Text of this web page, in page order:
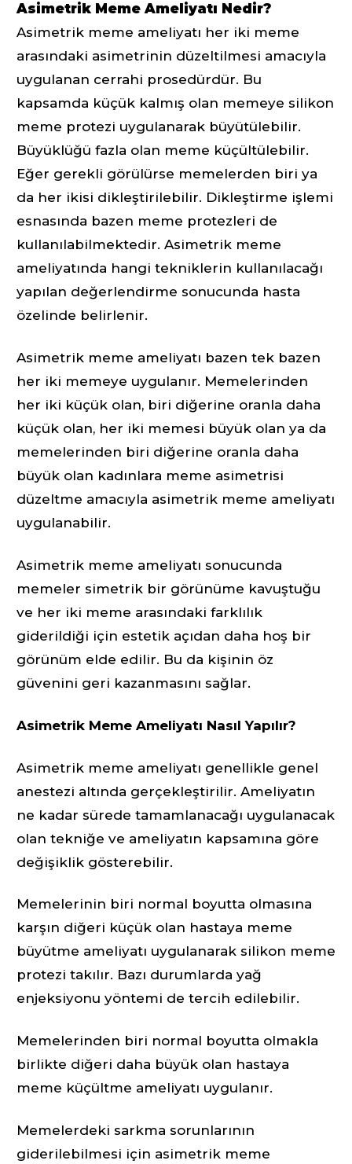
Asimetrik Meme Ameliyatı Nedir?
Asimetrik meme ameliyatı her iki meme
arasındaki asimetrinin düzeltilmesi amacıyla
uygulanan cerrahi prosedürdür. Bu
kapsamda küçük kalmış olan memeye silikon
meme protezi uygulanarak büyütülebilir.
Büyüklüğü fazla olan meme küçültülebilir.
Eğer gerekli görülürse memelerden biri ya
da her ikisi dikleştirilebilir. Dikleştirme işlemi
esnasında bazen meme protezleri de
kullanılabilmektedir. Asimetrik meme
ameliyatında hangi tekniklerin kullanılacağı
yapılan değerlendirme sonucunda hasta
özelinde belirlenir.
Asimetrik meme ameliyatı bazen tek bazen
her iki memeye uygulanır. Memelerinden
her iki küçük olan, biri diğerine oranla daha
küçük olan, her iki memesi büyük olan ya da
memelerinden biri diğerine oranla daha
büyük olan kadınlara meme asimetrisi
düzeltme amacıyla asimetrik meme ameliyatı
uygulanabilir.
Asimetrik meme ameliyatı sonucunda
memeler simetrik bir görünüme kavuştuğu
ve her iki meme arasındaki farklılık
giderildiği için estetik açıdan daha hoş bir
görünüm elde edilir. Bu da kişinin öz
güvenini geri kazanmasını sağlar.
Asimetrik Meme Ameliyatı Nasıl Yapılır?
Asimetrik meme ameliyatı genellikle genel
anestezi altında gerçekleştirilir. Ameliyatın
ne kadar sürede tamamlanacağı uygulanacak
olan tekniğe ve ameliyatın kapsamına göre
değişiklik gösterebilir.
Memelerinin biri normal boyutta olmasına
karşın diğeri küçük olan hastaya meme
büyütme ameliyatı uygulanarak silikon meme
protezi takılır. Bazı durumlarda yağ
enjeksiyonu yöntemi de tercih edilebilir.
Memelerinden biri normal boyutta olmakla
birlikte diğeri daha büyük olan hastaya
meme küçültme ameliyatı uygulanır.
Memelerdeki sarkma sorunlarının
giderilebilmesi için asimetrik meme